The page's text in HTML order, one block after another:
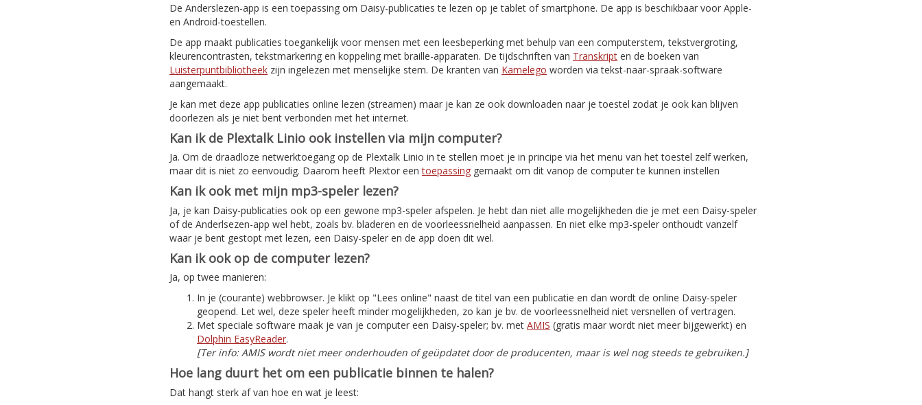
De Anderslezen-app is een toepassing om Daisy-publicaties te lezen op je tablet of smartphone. De app is beschikbaar voor Apple-
en Android-toestellen.
De app maakt publicaties toegankelijk voor mensen met een leesbeperking met behulp van een computerstem, tekstvergroting,
kleurencontrasten, tekstmarkering en koppeling met braille-apparaten. De tijdschriften van Transkript en de boeken van
Luisterpuntbibliotheek zijn ingelezen met menselijke stem. De kranten van Kamelego worden via tekst-naar-spraak-software
aangemaakt.
Je kan met deze app publicaties online lezen (streamen) maar je kan ze ook downloaden naar je toestel zodat je ook kan blijven
doorlezen als je niet bent verbonden met het internet.
Kan ik de Plextalk Linio ook instellen via mijn computer?
Ja. Om de draadloze netwerktoegang op de Plextalk Linio in te stellen moet je in principe via het menu van het toestel zelf werken,
maar dit is niet zo eenvoudig. Daarom heeft Plextor eentoepassing gemaakt om dit vanop de computer te kunnen instellen
Kan ik ook met mijn mp3-speler lezen?
Ja, je kan Daisy-publicaties ook op een gewone mp3-speler afspelen. Je hebt dan niet alle mogelijkheden die je met een Daisy-speler
of de Anderlsezen-app wel hebt, zoals bv. bladeren en de voorleessnelheid aanpassen. En niet elke mp3-speler onthoudt vanzelf
waar je bent gestopt met lezen, een Daisy-speler en de app doen dit wel.
Kan ik ook op de computer lezen?
Ja, op twee manieren:
In je (courante) webbrowser. Je klikt op "Lees online" naast de titel van een publicatie en dan wordt de online Daisy-speler
geopend. Let wel, deze speler heeft minder mogelijkheden, zo kan je bv. de voorleessnelheid niet versnellen of vertragen.
Met speciale software maak je van je computer een Daisy-speler; bv. met AMIS (gratis maar wordt niet meer bijgewerkt) en
Dolphin EasyReader.
[Ter info: AMIS wordt niet meer onderhouden of geüpdatet door de producenten, maar is wel nog steeds te gebruiken.]
Hoe lang duurt het om een publicatie binnen te halen?
Dat hangt sterk af van hoe en wat je leest: